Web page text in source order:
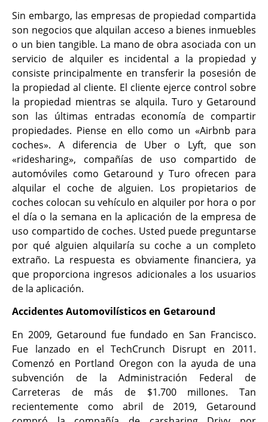
Sin embargo, las empresas de propiedad compartida
son negocios que alquilan acceso a bienes inmuebles
o un bien tangible. La mano de obra asociada con un
servicio de alquiler es incidental a la propiedad y
consiste principalmente en transferir la posesión de
la propiedad al cliente. El cliente ejerce control sobre
la propiedad mientras se alquila. Turo y Getaround
son las últimas entradas economía de compartir
propiedades. Piense en ello como un «Airbnb para
coches». A diferencia de Uber o Lyft, que son
«ridesharing», compañías de uso compartido de
automóviles como Getaround y Turo ofrecen para
alquilar el coche de alguien. Los propietarios de
coches colocan su vehículo en alquiler por hora o por
el día o la semana en la aplicación de la empresa de
uso compartido de coches. Usted puede preguntarse
por qué alguien alquilaría su coche a un completo
extraño. La respuesta es obviamente financiera, ya
que proporciona ingresos adicionales a los usuarios
de la aplicación.
Accidentes Automovilísticos en Getaround
En 2009, Getaround fue fundado en San Francisco.
Fue lanzado en el TechCrunch Disrupt en 2011.
Comenzó en Portland Oregon con la ayuda de una
subvención de la Administración Federal de
Carreteras de más de $1.700 millones. Tan
recientemente como abril de 2019, Getaround